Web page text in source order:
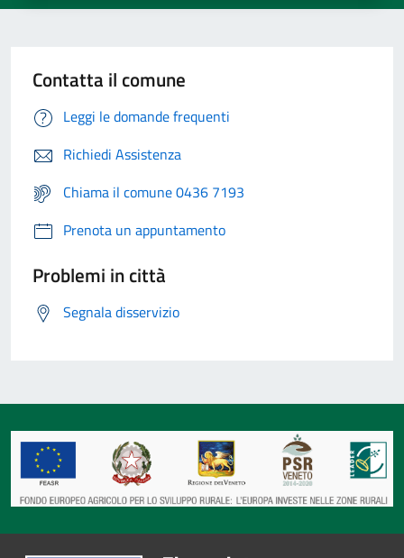
Contatta il comune
Leggi le domande frequenti
Richiedi Assistenza
Chiama il comune 0436 7193
Prenota un appuntamento
Problemi in città
Segnala disservizio